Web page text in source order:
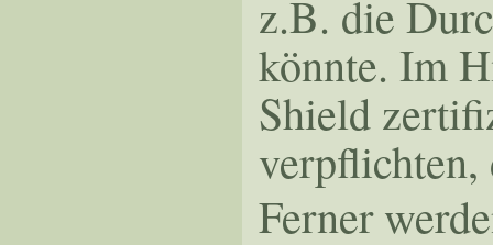
z.B. die
könnte. Im
Shield
verpflichten,
Ferner